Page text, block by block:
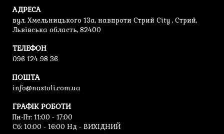
АДРЕСА
вул. Хмельницького 13а, навпроти Стрий City , Стрий,
Львівська область, 82400
ТЕЛЕФОН
096 124 98 36
ПОШТА
info@nastoli.com.ua
ГРАФІК РОБОТИ
Пн-Пт: 11:00 - 17:00
Cб: 10:00 - 16:00 Нд - ВИХІДНИЙ